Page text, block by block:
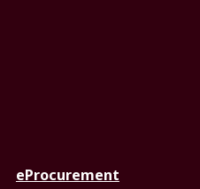
eProcurement